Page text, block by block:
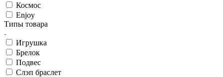
Космос
Enjoy
Типы товара
Игрушка
Брелок
Подвес
Слэп браслет